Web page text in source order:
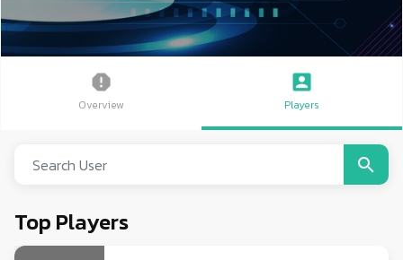
Overview Players
Top Players